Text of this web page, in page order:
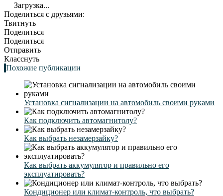
Загрузка...
Поделиться с друзьями:
Твитнуть
Поделиться
Поделиться
Отправить
Класснуть
Похожие публикации
Установка сигнализации на автомобиль своими руками
Как подключить автомагнитолу?
Как выбрать незамерзайку?
Как выбрать аккумулятор и правильно его
эксплуатировать?
Кондиционер или климат-контроль, что выбрать?